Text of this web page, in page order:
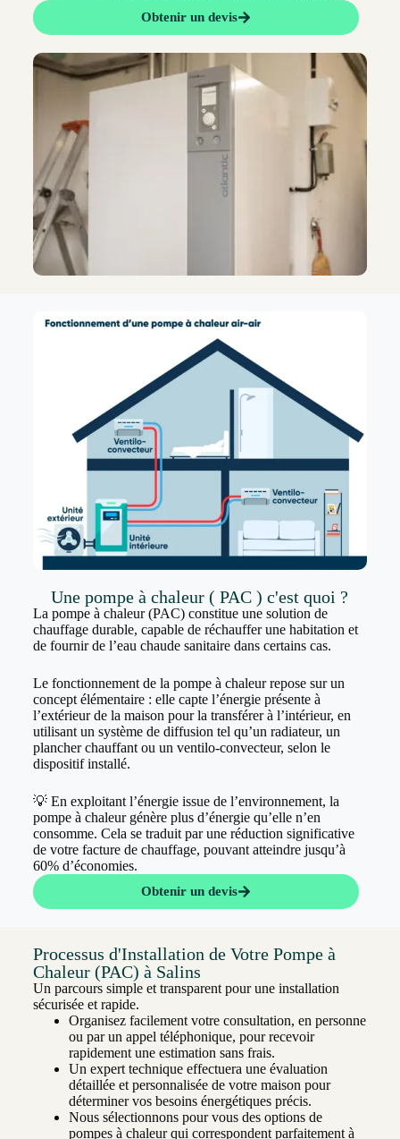
Obtenir un devis
Une pompe à chaleur ( PAC ) c'est quoi ?
La pompe à chaleur (PAC) constitue une solution de
chauffage durable, capable de réchauffer une habitation et
de fournir de l’eau chaude sanitaire dans certains cas.
Le fonctionnement de la pompe à chaleur repose sur un
concept élémentaire : elle capte l’énergie présente à
l’extérieur de la maison pour la transférer à l’intérieur, en
utilisant un système de diffusion tel qu’un radiateur, un
plancher chauffant ou un ventilo-convecteur, selon le
dispositif installé.
💡 En exploitant l’énergie issue de l’environnement, la
pompe à chaleur génère plus d’énergie qu’elle n’en
consomme. Cela se traduit par une réduction significative
de votre facture de chauffage, pouvant atteindre jusqu’à
60% d’économies.
Obtenir un devis
Processus d'Installation de Votre Pompe à
Chaleur (PAC) à Salins
Un parcours simple et transparent pour une installation
sécurisée et rapide.
Organisez facilement votre consultation, en personne
ou par un appel téléphonique, pour recevoir
rapidement une estimation sans frais.
Un expert technique effectuera une évaluation
détaillée et personnalisée de votre maison pour
déterminer vos besoins énergétiques précis.
Nous sélectionnons pour vous des options de
pompes à chaleur qui correspondent parfaitement à